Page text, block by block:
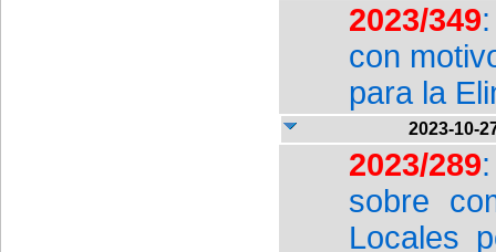
2023/349
con
para la
2023-10-
2023/289
sobre
Locales